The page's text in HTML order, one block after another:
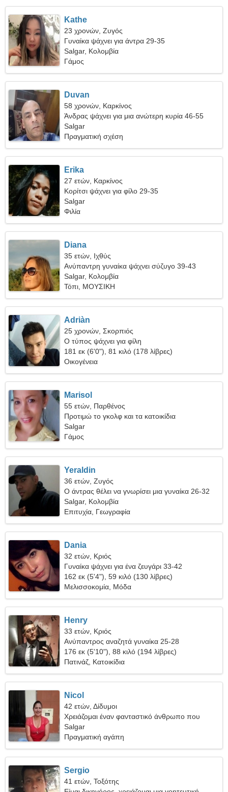
Kathe
23 χρονών, Ζυγός
Γυναίκα ψάχνει για άντρα 29-35
Salgar, Κολομβία
Γάμος
Duvan
58 χρονών, Καρκίνος
Άνδρας ψάχνει για μια ανώτερη κυρία 46-55
Salgar
Πραγματική σχέση
Erika
27 ετών, Καρκίνος
Κορίτσι ψάχνει για φίλο 29-35
Salgar
Φιλία
Diana
35 ετών, Ιχθύς
Ανύπαντρη γυναίκα ψάχνει σύζυγο 39-43
Salgar, Κολομβία
Τόπι, ΜΟΥΣΙΚΗ
Adriàn
25 χρονών, Σκορπιός
Ο τύπος ψάχνει για φίλη
181 εκ (6'0"), 81 κιλό (178 λίβρες)
Οικογένεια
Marisol
55 ετών, Παρθένος
Προτιμώ το γκολφ και τα κατοικίδια
Salgar
Γάμος
Yeraldin
36 ετών, Ζυγός
Ο άντρας θέλει να γνωρίσει μια γυναίκα 26-32
Salgar, Κολομβία
Επιτυχία, Γεωγραφία
Dania
32 ετών, Κριός
Γυναίκα ψάχνει για ένα ζευγάρι 33-42
162 εκ (5'4"), 59 κιλό (130 λίβρες)
Μελισσοκομία, Μόδα
Henry
33 ετών, Κριός
Ανύπαντρος αναζητά γυναίκα 25-28
176 εκ (5'10"), 88 κιλό (194 λίβρες)
Πατινάζ, Κατοικίδια
Nicol
42 ετών, Δίδυμοι
Χρειάζομαι έναν φανταστικό άνθρωπο που
περπατάει
Salgar
Πραγματική αγάπη
Sergio
41 ετών, Τοξότης